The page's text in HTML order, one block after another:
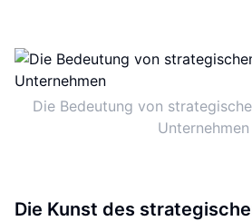
Die Bedeutung von
Unternehmen
Die Kunst des